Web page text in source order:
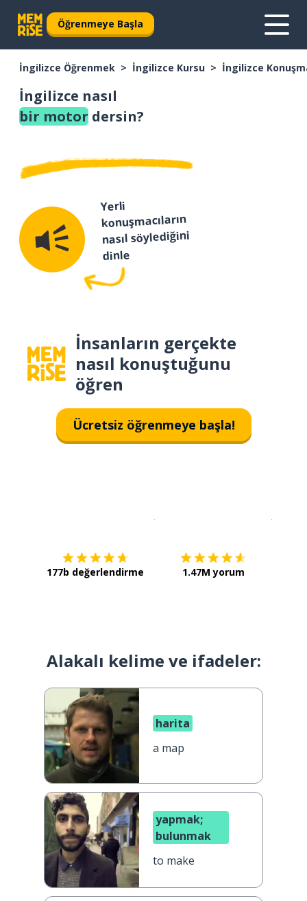
Öğrenmeye Başla
İngilizce Öğrenmek İngilizce Kursu İngilizce
İngilizce nasıl
bir motor dersin?
Yerli
konuşmacıların
nasıl söylediğini
dinle
İnsanların gerçekte
nasıl konuştuğunu
öğren
Ücretsiz öğrenmeye başla!
177b değerlendirme 1.47M yorum
Alakalı kelime ve ifadeler:
harita
a map
yapmak;
bulunmak
to make